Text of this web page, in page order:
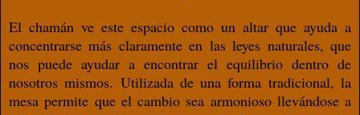
El chamán ve este espacio como un altar que ayuda a
concentrarse más claramente en las leyes naturales, que
nos puede ayudar a encontrar el equilibrio dentro de
nosotros mismos. Utilizada de una forma tradicional, la
mesa permite que el cambio sea armonioso llevándose a